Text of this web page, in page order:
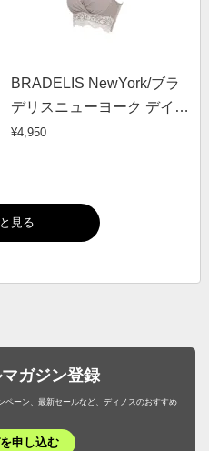
BRADELIS NewYork/ブラ
デリスニューヨーク デイ
リースタイルメイクブラ
¥4,950
見る
ガジン登録
ペーン、最新セールなど、ディノスのおすすめ
申し込む